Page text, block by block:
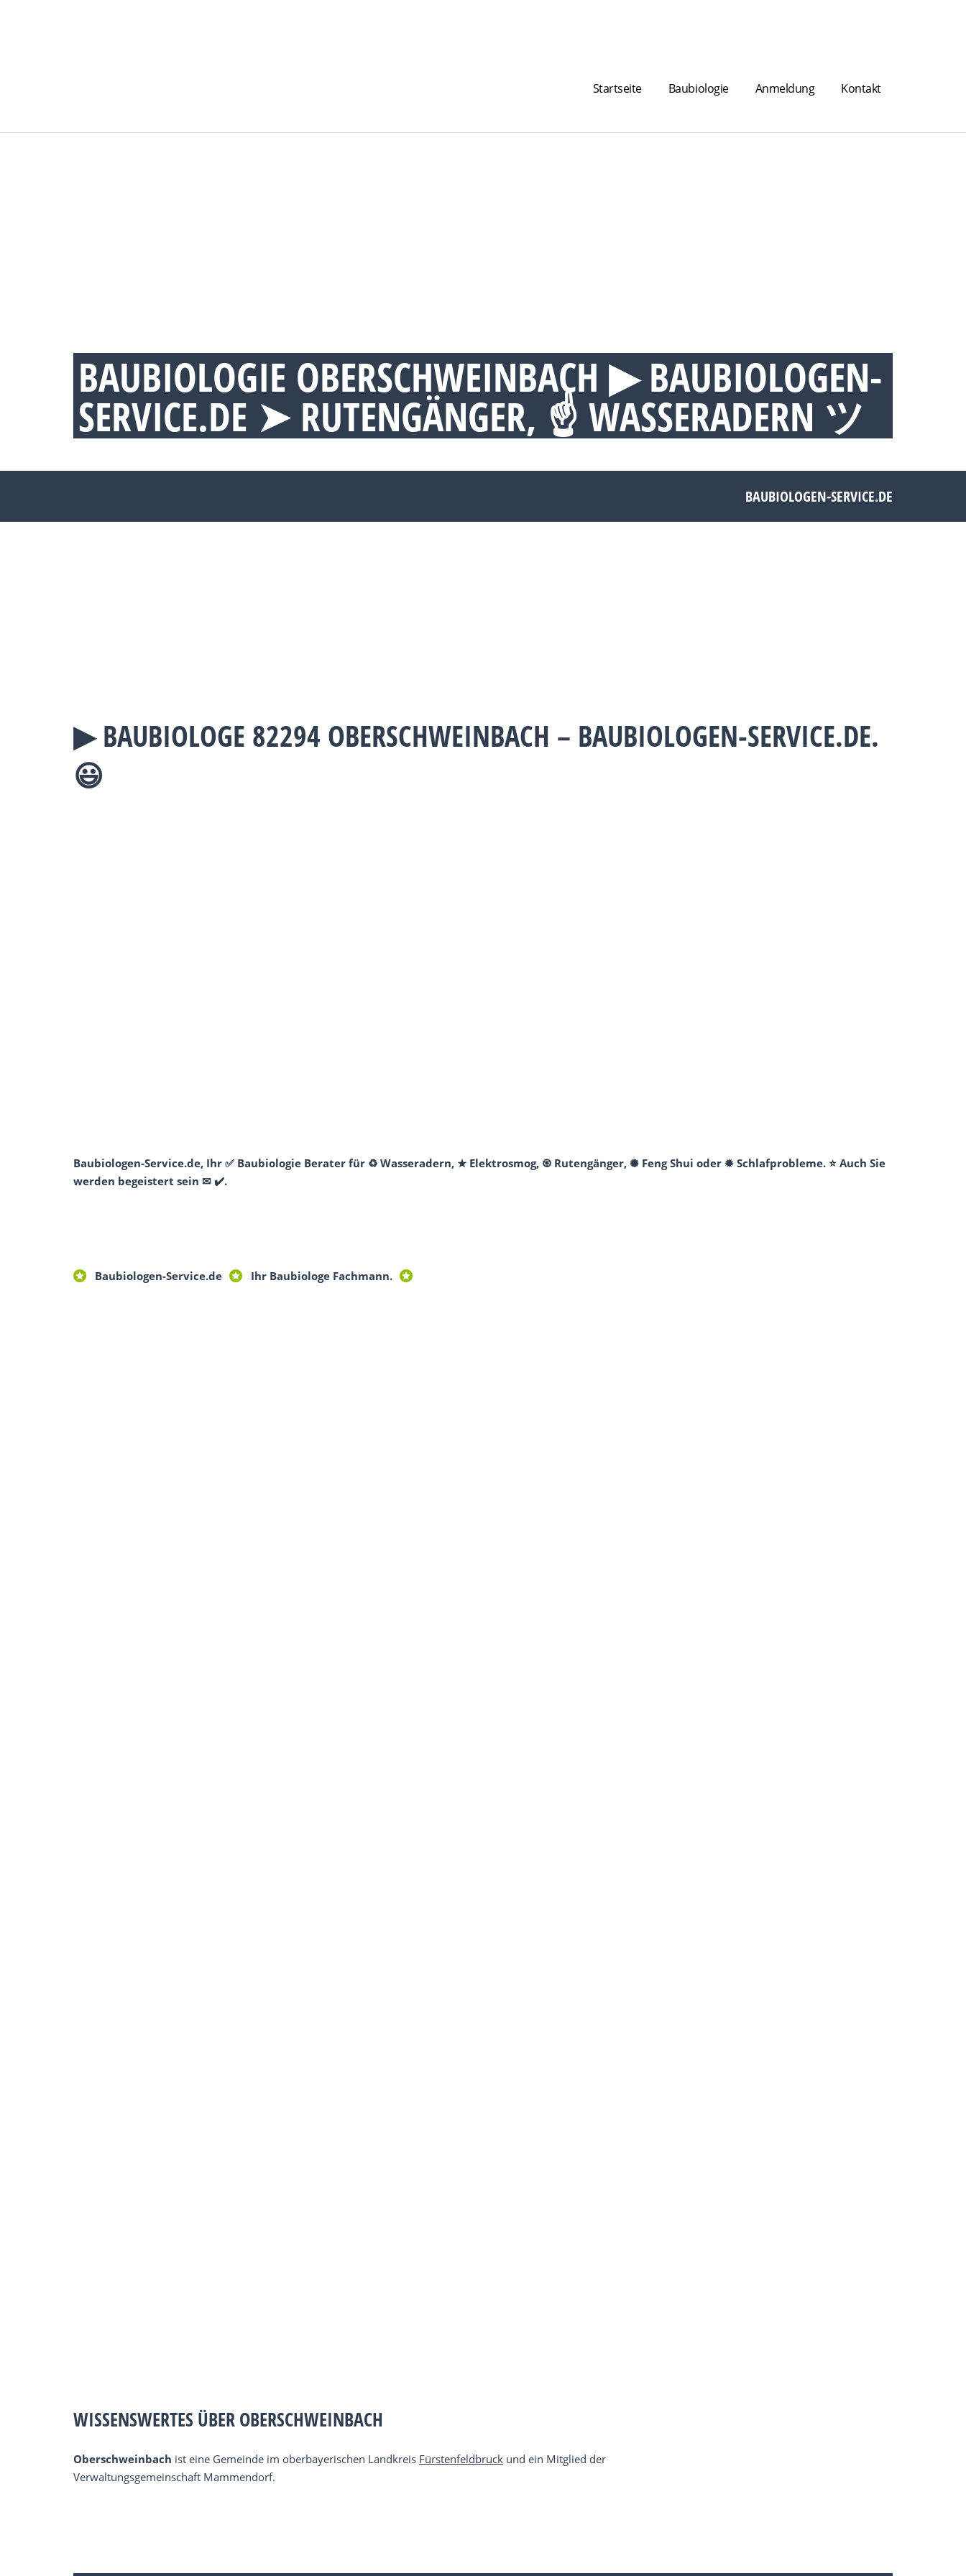
Startseite Baubiologie Anmeldung Kontakt
BAUBIOLOGIE OBERSCHWEINBACH ▶︎ BAUBIOLOGEN-
SERVICE.DE ➤ RUTENGÄNGER, ☝ WASSERADERN ツ
BAUBIOLOGEN-SERVICE.DE
▶︎ BAUBIOLOGE 82294 OBERSCHWEINBACH – BAUBIOLOGEN-SERVICE.DE.
😃
Baubiologen-Service.de, Ihr ✅ Baubiologie Berater für ♻ Wasseradern, ★ Elektrosmog, ♼ Rutengänger, ✺ Feng Shui oder ✹ Schlafprobleme. ⭐ Auch Sie
werden begeistert sein ✉ ✔️.
Baubiologen-Service.de Ihr Baubiologe Fachmann.
WISSENSWERTES ÜBER OBERSCHWEINBACH
Oberschweinbach ist eine Gemeinde im oberbayerischen Landkreis Fürstenfeldbruck und ein Mitglied der
Verwaltungsgemeinschaft Mammendorf.